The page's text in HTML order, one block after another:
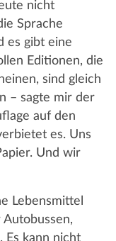
nicht
Sprache
es gibt eine
Editionen, die
sind gleich
– sagte mir der
auf den
es. Uns
Und wir
Lebensmittel
Es kann nicht